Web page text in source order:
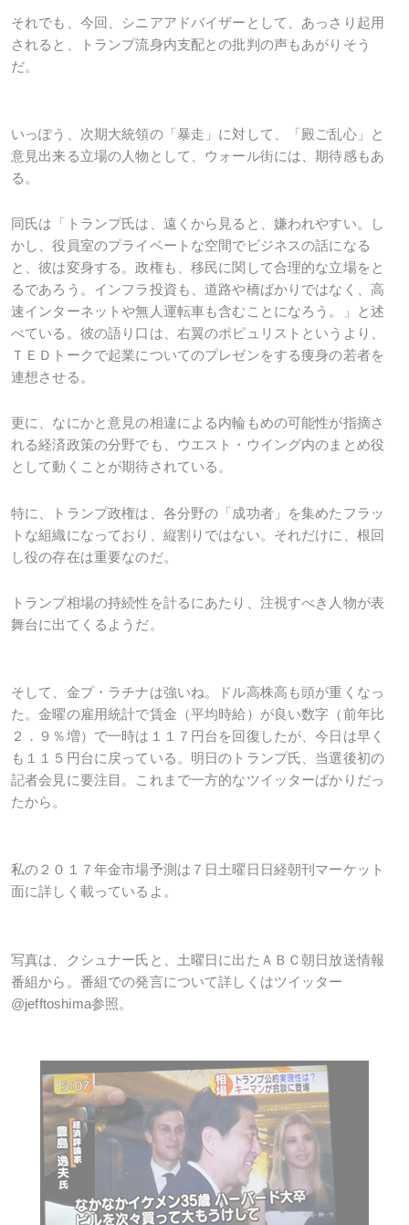
それでも、今回、シニアアドバイザーとして、あっさり起用
されると、トランプ流身内支配との批判の声もあがりそう
だ。
いっぽう、次期大統領の「暴走」に対して、「殿ご乱心」と
意見出来る立場の人物として、ウォール街には、期待感もあ
る。
同氏は「トランプ氏は、遠くから見ると、嫌われやすい。し
かし、役員室のプライベートな空間でビジネスの話になる
と、彼は変身する。政権も、移民に関して合理的な立場をと
るであろう。インフラ投資も、道路や橋ばかりではなく、高
速インターネットや無人運転車も含むことになろう。」と述
べている。彼の語り口は、右翼のポピュリストというより、
ＴＥＤトークで起業についてのプレゼンをする痩身の若者を
連想させる。
更に、なにかと意見の相違による内輪もめの可能性が指摘さ
れる経済政策の分野でも、ウエスト・ウイング内のまとめ役
として動くことが期待されている。
特に、トランプ政権は、各分野の「成功者」を集めたフラッ
トな組織になっており、縦割りではない。それだけに、根回
し役の存在は重要なのだ。
トランプ相場の持続性を計るにあたり、注視すべき人物が表
舞台に出てくるようだ。
そして、金プ・ラチナは強いね。ドル高株高も頭が重くなっ
た。金曜の雇用統計で賃金（平均時給）が良い数字（前年比
２．９％増）で一時は１１７円台を回復したが、今日は早く
も１１５円台に戻っている。明日のトランプ氏、当選後初の
記者会見に要注目。これまで一方的なツイッターばかりだっ
たから。
私の２０１７年金市場予測は７日土曜日日経朝刊マーケット
面に詳しく載っているよ。
写真は、クシュナー氏と、土曜日に出たＡＢＣ朝日放送情報
番組から。番組での発言について詳しくはツイッター
@jefftoshima参照。